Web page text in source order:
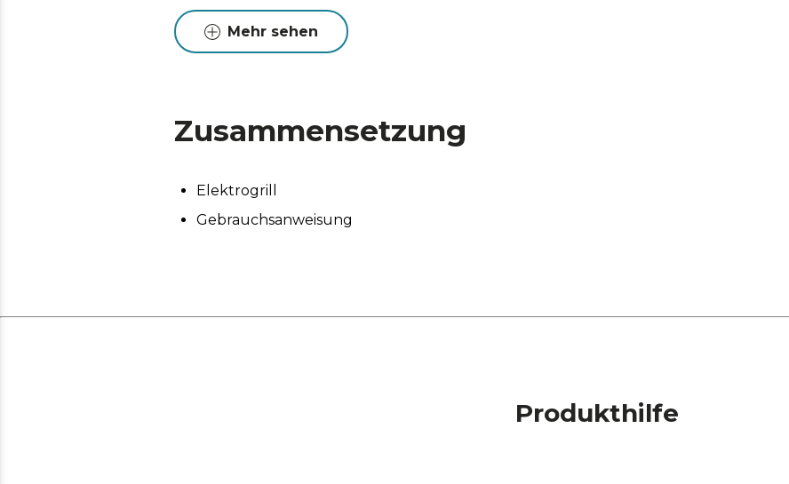
auf einmal zuzubereiten, von Fleischfilets bis hin zu verschiedenen Gemüsesorten.
gleichzeitig.
Mehr sehen
Zusammensetzung
Elektrogrill
Gebrauchsanweisung
Produkthilfe